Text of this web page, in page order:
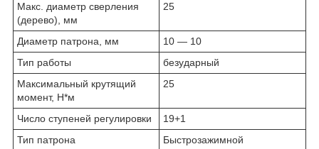
Макс. диаметр сверления
(дерево), мм
25
Диаметр патрона, мм
10 — 10
Тип работы
безударный
Максимальный крутящий
момент, Н*м
25
Число ступеней регулировки
19+1
Тип патрона
Быстрозажимной